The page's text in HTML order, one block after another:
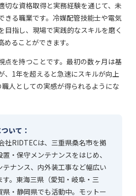
切な資格取得と実務経験を通じて、未
きる職業です。冷媒配管技能士や電気
目指し、現場で実践的なスキルを磨く
ることができます。
点を持つことです。最初の数ヶ月は基
、1年を超えると急速にスキルが向上
人としての実感が得られるようにな
いて：
社RIDTECは、三重県桑名市を拠
・保守メンテナンスをはじめ、
ナンス、内外装工事など幅広い
。東海三県（愛知・岐阜・三
・静岡県でも活動中。モットー